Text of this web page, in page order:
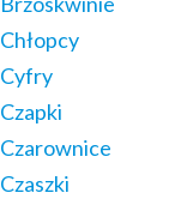
Chłopcy
Cyfry
Czapki
Czarownice
Czaszki